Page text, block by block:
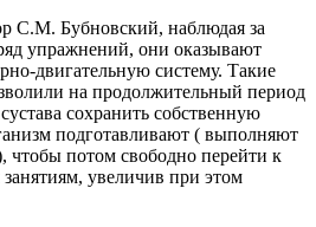
С.М. Бубновский, наблюдая за
упражнений, они оказывают
двигательную систему. Такие
на продолжительный период
сохранить собственную
подготавливают ( выполняют
чтобы потом свободно перейти к
увеличив при этом